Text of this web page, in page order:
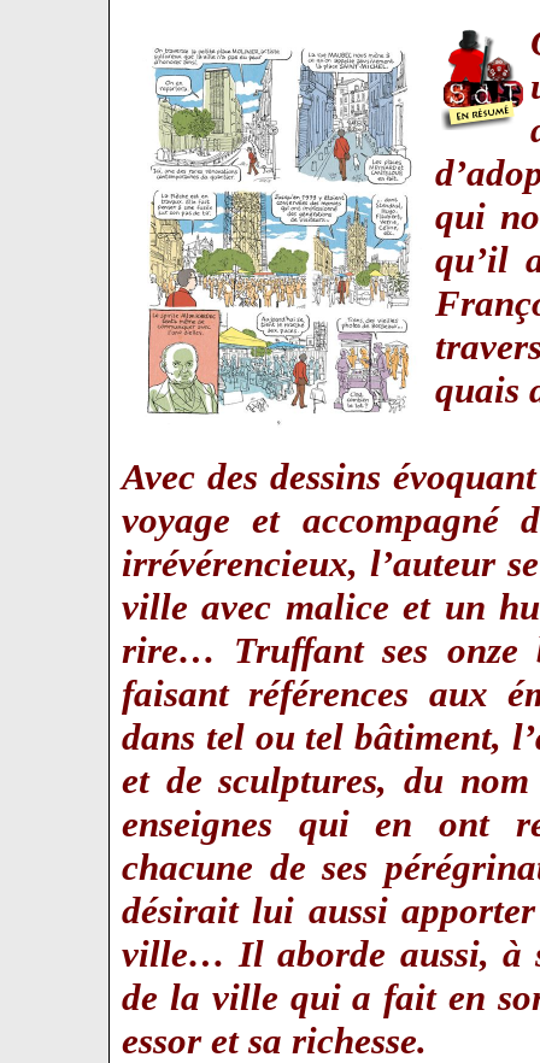
qui
qu’il
quais
Avec des dessins
voyage et accompagné
irrévérencieux, l’auteur
ville avec malice et un
rire… Truffant ses onze
faisant références aux
dans tel ou tel bâtiment,
et de sculptures, du nom
enseignes qui en ont
chacune de ses
désirait lui aussi
ville… Il aborde aussi, à
de la ville qui a fait en
essor et sa richesse.